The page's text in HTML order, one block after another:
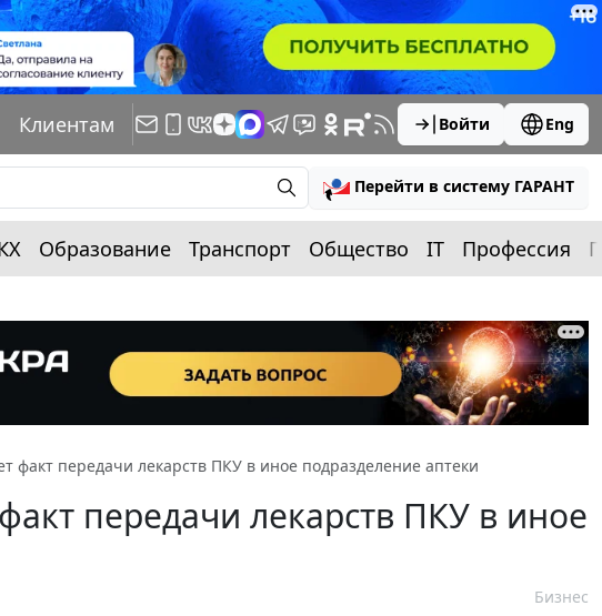
Клиентам Войти Eng
Перейти в систему ГАРАНТ
Образование Транспорт Общество IT Профессия
факт передачи лекарств ПКУ в иное подразделение аптеки
передачи лекарств ПКУ в иное
Бизнес